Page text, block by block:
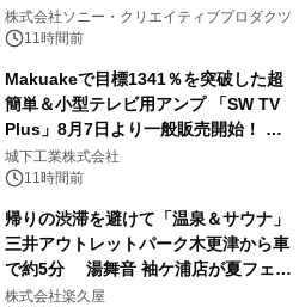
ラボレーション サウナイキタイコラ
ボグッズも発売決定！
株式会社ソニー・クリエイティブプロダクツ
11時間前
Makuakeで目標1341％を突破した超
簡単＆小型テレビ用アンプ 「SW TV
Plus」8月7日より一般販売開始！ ケ
ーブル1本つなぐだけ、テレビの音が
ぐっと豊かに
城下工業株式会社
11時間前
帰りの渋滞を避けて「温泉＆サウナ」
三井アウトレットパーク木更津から車
で約5分 湯舞音 袖ケ浦店が夏フェア
メニューを提供
株式会社楽久屋